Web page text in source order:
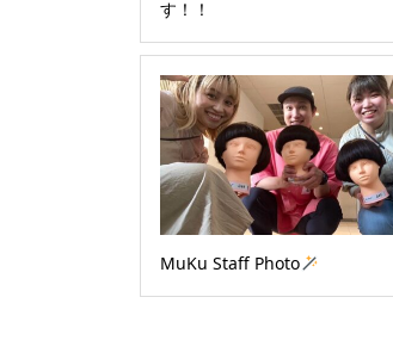
す！！
MuKu Staff Photo